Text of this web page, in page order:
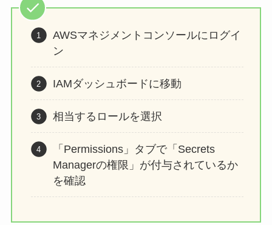
AWSマネジメントコンソールにログイ
ン
IAMダッシュボードに移動
相当するロールを選択
「Permissions」タブで「Secrets
Managerの権限」が付与されているか
を確認